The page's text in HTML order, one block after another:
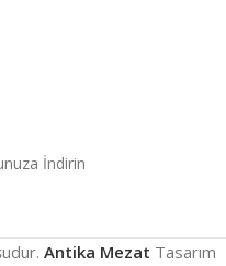
İndirin
Antika Mezat Tasarım